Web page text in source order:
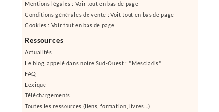
Mentions légales : Voir tout en bas de page
Conditions générales de vente : Voit tout en bas de page
Cookies : Voir tout en bas de page
Ressources
Actualités
Le blog, appelé dans notre Sud-Ouest : " Mescladis"
FAQ
Lexique
Téléchargements
Toutes les ressources (liens, formation, livres...)